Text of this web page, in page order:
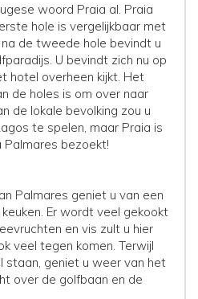
woord Praia al. Praia
hole is vergelijkbaar met
de tweede hole bevindt u
U bevindt zich nu op
hotel overheen kijkt. Het
de holes is om over naar
de lokale bevolking zou u
te spelen, maar Praia is
bezoekt!
Palmares geniet u van een
Er wordt veel gekookt
en vis zult u hier
veel tegen komen. Terwijl
staan, geniet u weer van het
over de golfbaan en de